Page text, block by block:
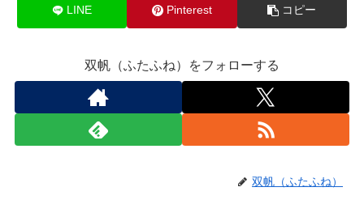
LINE Pinterest コピー
双帆（ふたふね）をフォローする
双帆（ふたふね）